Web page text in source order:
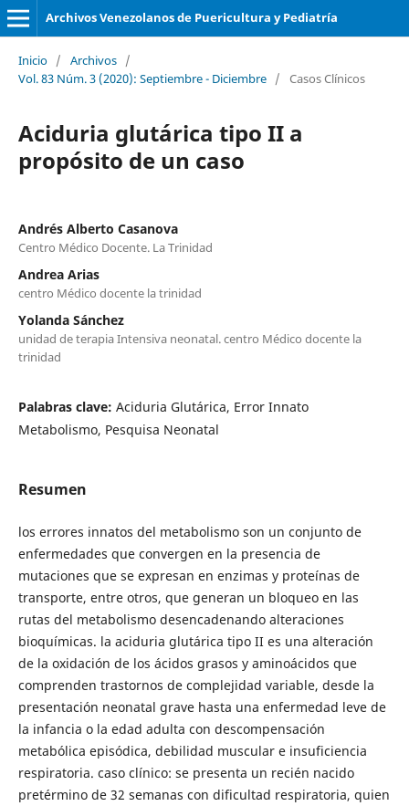
Archivos Venezolanos de Puericultura y Pediatría
Inicio / Archivos /
Vol. 83 Núm. 3 (2020): Septiembre - Diciembre / Casos Clínicos
Aciduria glutárica tipo II a
propósito de un caso
Andrés Alberto Casanova
Centro Médico Docente. La Trinidad
Andrea Arias
centro Médico docente la trinidad
Yolanda Sánchez
unidad de terapia Intensiva neonatal. centro Médico docente la
trinidad
Palabras clave: Aciduria Glutárica, Error Innato
Metabolismo, Pesquisa Neonatal
Resumen
los errores innatos del metabolismo son un conjunto de
enfermedades que convergen en la presencia de
mutaciones que se expresan en enzimas y proteínas de
transporte, entre otros, que generan un bloqueo en las
rutas del metabolismo desencadenando alteraciones
bioquímicas. la aciduria glutárica tipo II es una alteración
de la oxidación de los ácidos grasos y aminoácidos que
comprenden trastornos de complejidad variable, desde la
presentación neonatal grave hasta una enfermedad leve de
la infancia o la edad adulta con descompensación
metabólica episódica, debilidad muscular e insuficiencia
respiratoria. caso clínico: se presenta un recién nacido
pretérmino de 32 semanas con dificultad respiratoria, quien